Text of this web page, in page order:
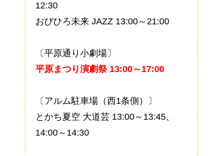
12:30
おびひろ未来 JAZZ 13:00～21:00
〔平原通り小劇場〕
平原まつり演劇祭 13:00～17:00
〔アルム駐車場（西1条側）〕
とかち夏空 大道芸 13:00～13:45、
14:00～14:30